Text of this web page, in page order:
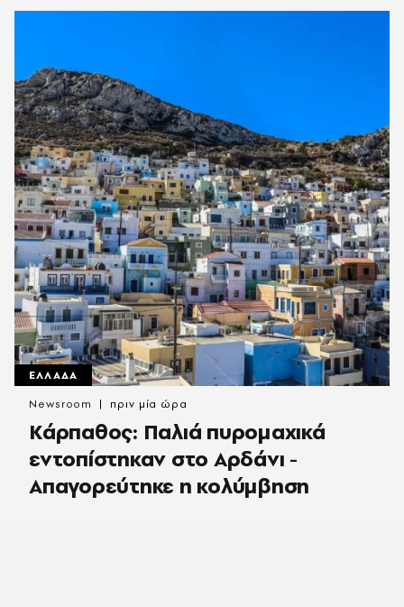
ΕΛΛΑΔΑ
Κάρπαθος: Παλιά πυρομαχικά
εντοπίστηκαν στο Αρδάνι -
Απαγορεύτηκε η κολύμβηση
Newsroom πριν μία ώρα